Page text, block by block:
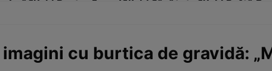
Click! Pentru FemeiClick! Sănătate Click! Poftă
cu burtica de gravidă: